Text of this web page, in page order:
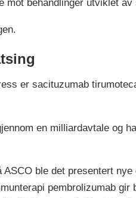
mot behandlinger utviklet
er sacituzumab
en milliardavtale og
ASCO ble det presentert
pembrolizumab